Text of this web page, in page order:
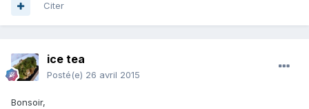
Citer
ice tea
Posté(e) 26 avril 2015
Bonsoir,